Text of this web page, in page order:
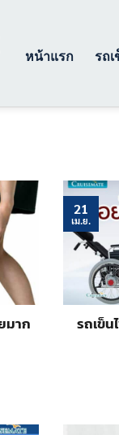
หน้าแรก รถ
มาก
รถเข็
21
เม.ย.